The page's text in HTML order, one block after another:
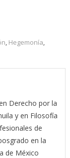
Hegemonía
Derecho por la
y en Filosofía
de
en la
de México